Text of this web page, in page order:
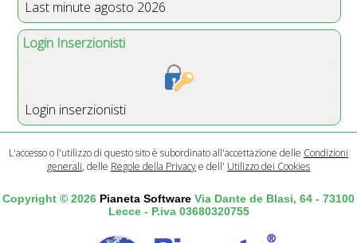
Last minute agosto 2026
Login Inserzionisti
Login inserzionisti
L'accesso o l'utilizzo di questo sito è subordinato all'accettazione delle Condizioni
generali, delle Regole della Privacye dell' Utilizzo dei Cookies
Copyright © 2026 Pianeta Software Via Dante de Blasi, 64 - 73100
Lecce - P.iva 03680320755